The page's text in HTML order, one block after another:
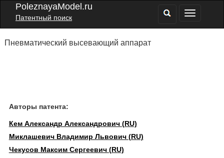
PoleznayaModel.ru
Патентный поиск
Пневматический высевающий аппарат
Авторы патента:
Кем Александр Александрович (RU)
Миклашевич Владимир Львович (RU)
Чекусов Максим Сергеевич (RU)